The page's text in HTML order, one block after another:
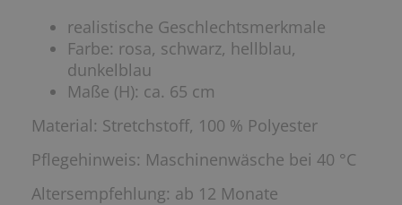
realistische Geschlechtsmerkmale
Farbe: rosa, schwarz, hellblau,
dunkelblau
Maße (H): ca. 65 cm
Material: Stretchstoff, 100 % Polyester
Pflegehinweis: Maschinenwäsche bei 40 °C
Altersempfehlung: ab 12 Monate